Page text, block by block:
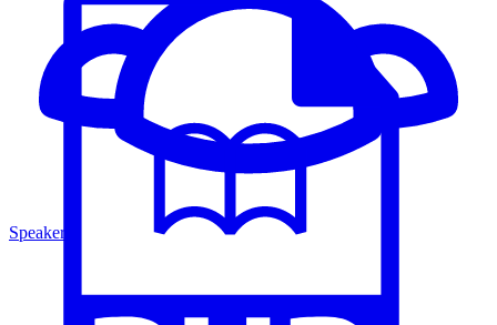
Speakers